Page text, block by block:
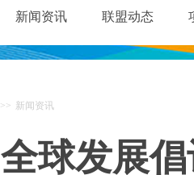
新闻资讯 联盟动态
>> 新闻资讯
全球发展